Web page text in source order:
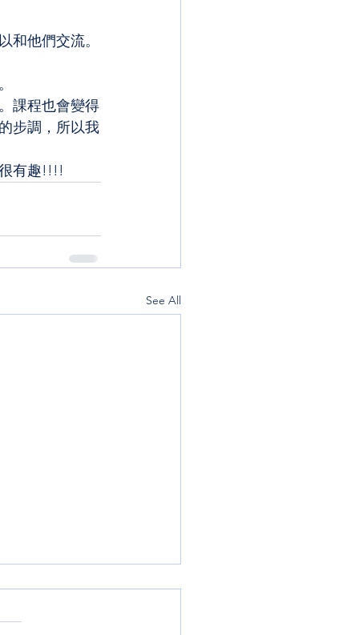
和他們交流。
課程也會變得
步調，所以我
有趣!!!!
See All